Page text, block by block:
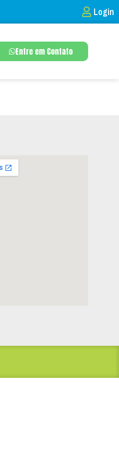
Login
Entre em Contato